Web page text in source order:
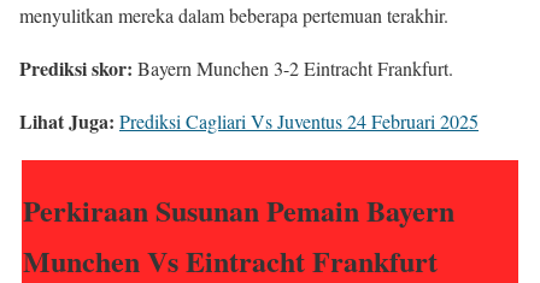
menyulitkan mereka dalam beberapa pertemuan terakhir.
Prediksi skor: Bayern Munchen 3-2 Eintracht Frankfurt.
Lihat Juga: Prediksi Cagliari Vs Juventus 24 Februari 2025
Perkiraan Susunan Pemain Bayern
Munchen Vs Eintracht Frankfurt